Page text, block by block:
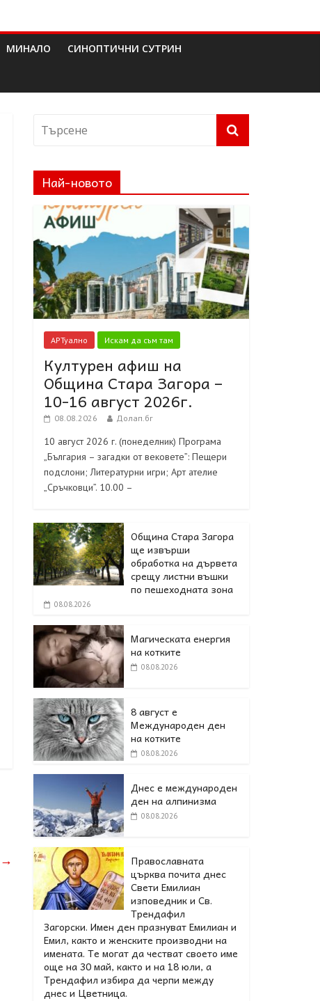
МИНАЛО СИНОПТИЧНИ СУТРИН
→
Най-новото
АРТуално Искам да съм там
Културен афиш на
Община Стара Загора –
10-16 август 2026г.
08.08.2026 Долап.бг
10 август 2026 г. (понеделник) Програма
„България – загадки от вековете”: Пещери
подслони; Литературни игри; Арт ателие
„Сръчковци”. 10.00 –
Община Стара Загора
ще извърши
обработка на дървета
срещу листни въшки
по пешеходната зона
08.08.2026
Магическата енергия
на котките
08.08.2026
8 август е
Международен ден
на котките
08.08.2026
Днес е международен
ден на алпинизма
08.08.2026
Православната
църква почита днес
Свети Емилиан
изповедник и Св.
Трендафил
Загорски. Имен ден празнуват Емилиан и
Емил, както и женските производни на
имената. Те могат да честват своето име
още на 30 май, както и на 18 юли, а
Трендафил избира да черпи между
днес и Цветница.